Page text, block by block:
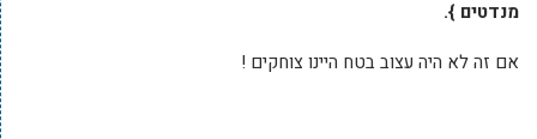
מנדטים }.
אם זה לא היה עצוב בטח היינו צוחקים !